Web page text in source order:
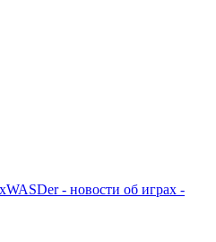
WASDer - новости об играх -